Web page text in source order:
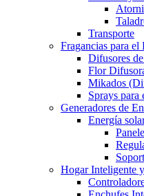
Transporte
Fragancias para el
Difusores
Flor
Mikados
Sprays para
Generadores de
Energía
Hogar Inteligente